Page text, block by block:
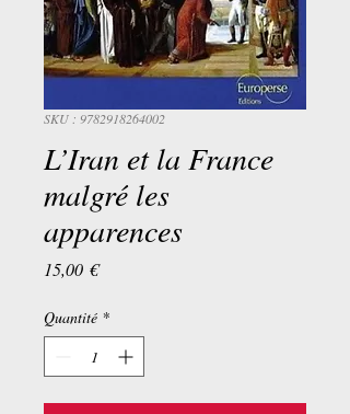
SKU : 9782918264002
L’Iran et la France
malgré les
apparences
15,00 €Prix
Quantité *